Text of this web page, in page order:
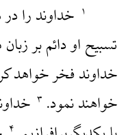
۱ خداوند را
تسبیح او دائم بر
خداوند فخر خواهد
خواهند نمود. ۳
۴